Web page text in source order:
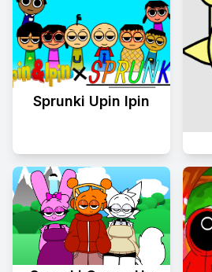
Sprunki Upin Ipin